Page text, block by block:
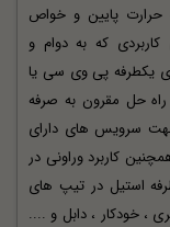
حرارت پایین و خواص
کاربردی که به دوام و
یکطرفه پی وی سی یا
حل مقرون به صرفه
سرویس های دارای
کاربرد وراونی در
استیل در تیپ های
، خودکار ، دابل و ....